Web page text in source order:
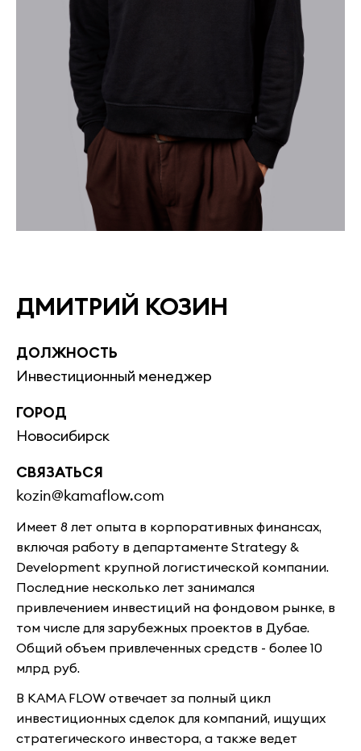
ДМИТРИЙ КОЗИН
ДОЛЖНОСТЬ
Инвестиционный менеджер
ГОРОД
Новосибирск
СВЯЗАТЬСЯ
kozin@kamaflow.com
Имеет 8 лет опыта в корпоративных финансах,
включая работу в департаменте Strategy &
Development крупной логистической компании.
Последние несколько лет занимался
привлечением инвестиций на фондовом рынке, в
том числе для зарубежных проектов в Дубае.
Общий объем привлеченных средств - более 10
млрд руб.
В KAMA FLOW отвечает за полный цикл
инвестиционных сделок для компаний, ищущих
стратегического инвестора, а также ведет